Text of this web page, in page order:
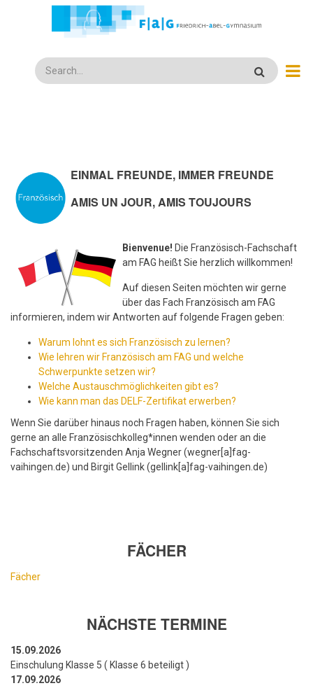
Search
EINMAL FREUNDE, IMMER FREUNDE
AMIS UN JOUR, AMIS TOUJOURS
Bienvenue! Die Französisch-Fachschaft
am FAG heißt Sie herzlich willkommen!
Auf diesen Seiten möchten wir gerne
über das Fach Französisch am FAG
informieren, indem wir Antworten auf folgende Fragen geben:
Warum lohnt es sich Französisch zu lernen?
Wie lehren wir Französisch am FAG und welche
Schwerpunkte setzen wir?
Welche Austauschmöglichkeiten gibt es?
Wie kann man das DELF-Zertifikat erwerben?
Wenn Sie darüber hinaus noch Fragen haben, können Sie sich
gerne an alle Französischkolleg*innen wenden oder an die
Fachschaftsvorsitzenden Anja Wegner (wegner[a]fag-
vaihingen.de) und Birgit Gellink (gellink[a]fag-vaihingen.de)
FÄCHER
Fächer
NÄCHSTE TERMINE
15.09.2026
Einschulung Klasse 5 ( Klasse 6 beteiligt )
17.09.2026